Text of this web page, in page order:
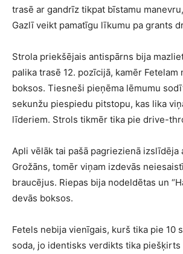
trasē ar gandrīz tikpat bīstamu
Gazlī veikt pamatīgu līkumu pa grants
Strola priekšējais antispārns bija
palika trasē 12. pozīcijā, kamēr Fetelam
boksos. Tiesneši pieņēma lēmumu
sekunžu piespiedu pitstopu, kas lika
līderiem. Strols tikmēr tika pie drive-
Apli vēlāk tai pašā pagriezienā izslīdēja
Grožāns, tomēr viņam izdevās
braucējus. Riepas bija nodeldētas un
devās boksos.
Fetels nebija vienīgais, kurš tika pie 10
soda, jo identisks verdikts tika piešķirts